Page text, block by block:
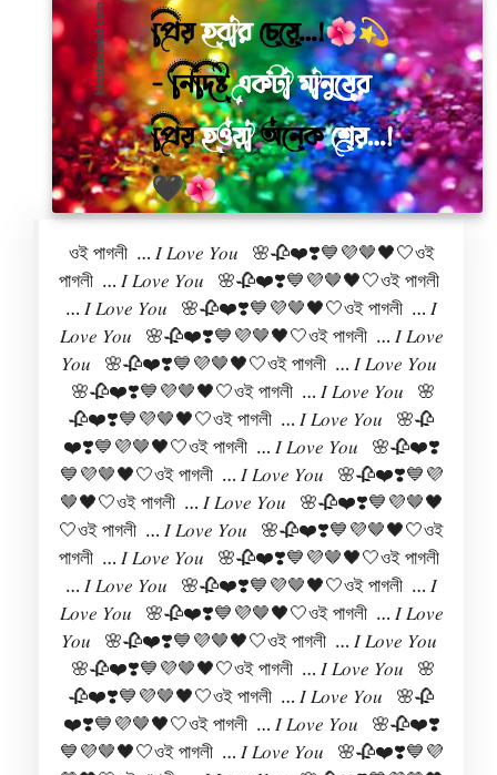
ওই পাগলী … 𝐼 𝐿𝑜𝑣𝑒 𝑌𝑜𝑢 🌸🥀❤️❣️💙💜🤎🖤🤍ওই
পাগলী … 𝐼 𝐿𝑜𝑣𝑒 𝑌𝑜𝑢 🌸🥀❤️❣️💙💜🤎🖤🤍ওই পাগলী
… 𝐼 𝐿𝑜𝑣𝑒 𝑌𝑜𝑢 🌸🥀❤️❣️💙💜🤎🖤🤍ওই পাগলী … 𝐼
𝐿𝑜𝑣𝑒 𝑌𝑜𝑢 🌸🥀❤️❣️💙💜🤎🖤🤍ওই পাগলী … 𝐼 𝐿𝑜𝑣𝑒
𝑌𝑜𝑢 🌸🥀❤️❣️💙💜🤎🖤🤍ওই পাগলী … 𝐼 𝐿𝑜𝑣𝑒 𝑌𝑜𝑢
🌸🥀❤️❣️💙💜🤎🖤🤍ওই পাগলী … 𝐼 𝐿𝑜𝑣𝑒 𝑌𝑜𝑢 🌸
🥀❤️❣️💙💜🤎🖤🤍ওই পাগলী … 𝐼 𝐿𝑜𝑣𝑒 𝑌𝑜𝑢 🌸🥀
❤️❣️💙💜🤎🖤🤍ওই পাগলী … 𝐼 𝐿𝑜𝑣𝑒 𝑌𝑜𝑢 🌸🥀❤️❣️
💙💜🤎🖤🤍ওই পাগলী … 𝐼 𝐿𝑜𝑣𝑒 𝑌𝑜𝑢 🌸🥀❤️❣️💙💜
🤎🖤🤍ওই পাগলী … 𝐼 𝐿𝑜𝑣𝑒 𝑌𝑜𝑢 🌸🥀❤️❣️💙💜🤎🖤
🤍ওই পাগলী … 𝐼 𝐿𝑜𝑣𝑒 𝑌𝑜𝑢 🌸🥀❤️❣️💙💜🤎🖤🤍ওই
পাগলী … 𝐼 𝐿𝑜𝑣𝑒 𝑌𝑜𝑢 🌸🥀❤️❣️💙💜🤎🖤🤍ওই পাগলী
… 𝐼 𝐿𝑜𝑣𝑒 𝑌𝑜𝑢 🌸🥀❤️❣️💙💜🤎🖤🤍ওই পাগলী … 𝐼
𝐿𝑜𝑣𝑒 𝑌𝑜𝑢 🌸🥀❤️❣️💙💜🤎🖤🤍ওই পাগলী … 𝐼 𝐿𝑜𝑣𝑒
𝑌𝑜𝑢 🌸🥀❤️❣️💙💜🤎🖤🤍ওই পাগলী … 𝐼 𝐿𝑜𝑣𝑒 𝑌𝑜𝑢
🌸🥀❤️❣️💙💜🤎🖤🤍ওই পাগলী … 𝐼 𝐿𝑜𝑣𝑒 𝑌𝑜𝑢 🌸
🥀❤️❣️💙💜🤎🖤🤍ওই পাগলী … 𝐼 𝐿𝑜𝑣𝑒 𝑌𝑜𝑢 🌸🥀
❤️❣️💙💜🤎🖤🤍ওই পাগলী … 𝐼 𝐿𝑜𝑣𝑒 𝑌𝑜𝑢 🌸🥀❤️❣️
💙💜🤎🖤🤍ওই পাগলী … 𝐼 𝐿𝑜𝑣𝑒 𝑌𝑜𝑢 🌸🥀❤️❣️💙💜